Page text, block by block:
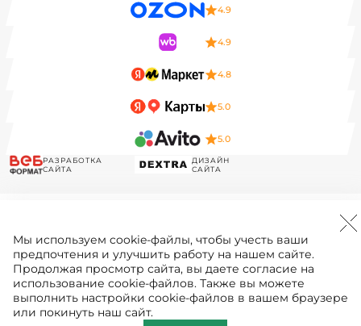
4.9
4.9
4.8
5.0
5.0
РАЗРАБОТКА
САЙТА
ДИЗАЙН
САЙТА
Мы используем cookie-файлы, чтобы учесть ваши
предпочтения и улучшить работу на нашем сайте.
Продолжая просмотр сайта, вы даете согласие на
использование cookie-файлов. Также вы можете
выполнить настройки cookie-файлов в вашем браузере
или покинуть наш сайт.